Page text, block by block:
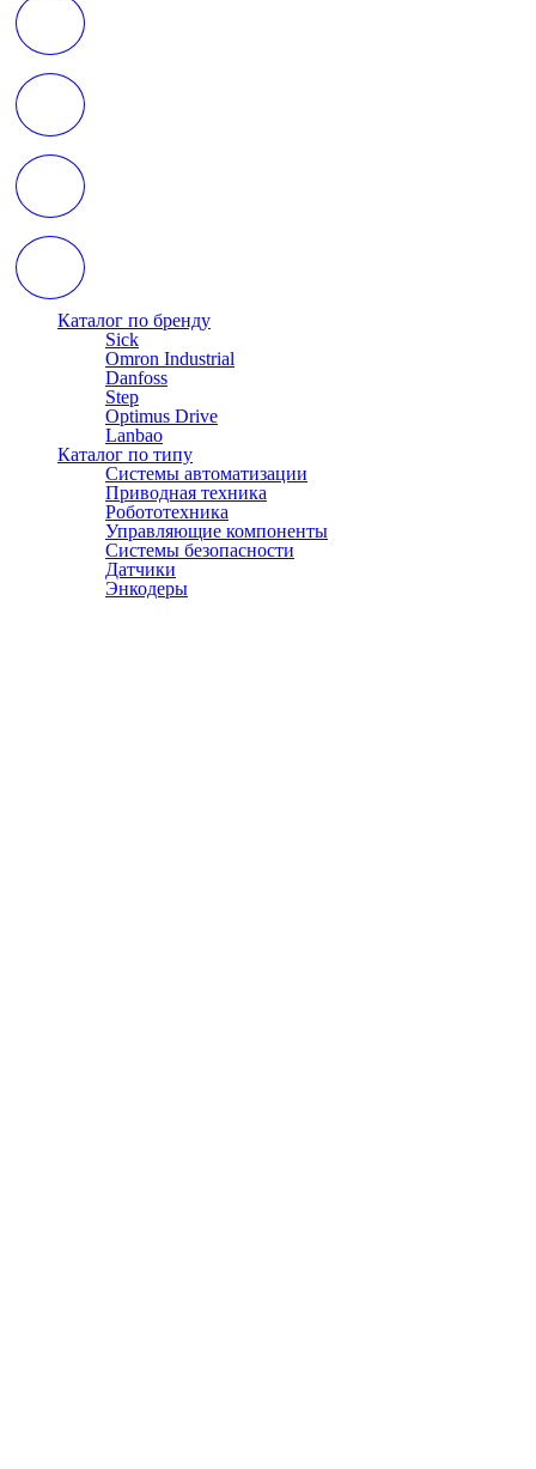
Каталог по бренду
Sick
Omron Industrial
Danfoss
Step
Optimus Drive
Lanbao
Каталог по типу
Системы автоматизации
Приводная техника
Робототехника
Управляющие компоненты
Системы безопасности
Датчики
Энкодеры